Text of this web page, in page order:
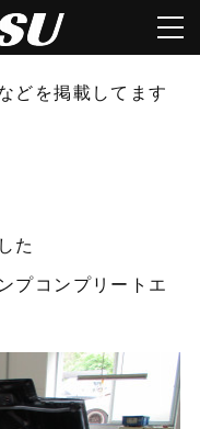
どを掲載してます
た
プコンプリートエ